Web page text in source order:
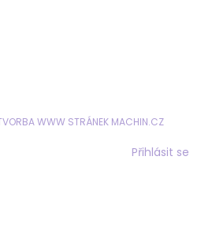
WWW STRÁNEK MACHIN.CZ
Přihlásit se